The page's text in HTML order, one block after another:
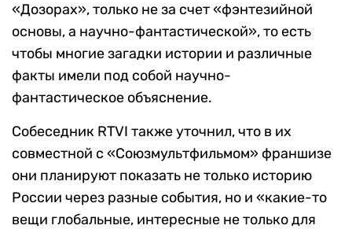
«Дозорах», только не за счет «фэнтезийной
основы, а научно-фантастической», то есть
чтобы многие загадки истории и различные
факты имели под собой научно-
фантастическое объяснение.
Собеседник RTVI также уточнил, что в их
совместной с «Союзмультфильмом» франшизе
они планируют показать не только историю
России через разные события, но и «какие-то
вещи глобальные, интересные не только для